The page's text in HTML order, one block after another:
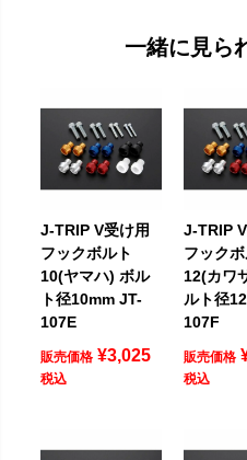
一緒に見ら
J-TRIP V受け用
フックボルト
10(ヤマハ) ボル
ト径10mm JT-
107E
販売価格 ¥3,025
税込
J-TRIP
フックボ
12(カワ
ルト径
107F
販売価格
税込